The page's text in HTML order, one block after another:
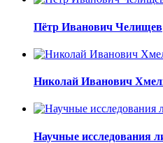
Пётр Иванович Челищев
Николай Иванович
Научные исследования